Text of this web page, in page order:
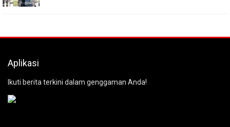
Aplikasi
Ikuti berita terkini dalam genggaman Anda!